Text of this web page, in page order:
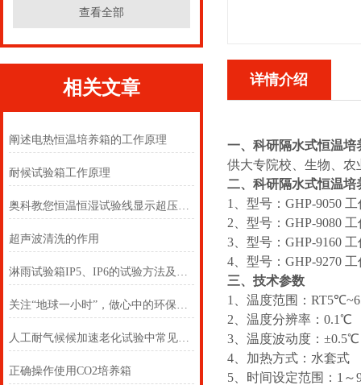
查看全部
相关文章
阐述电热恒温培养箱的工作原理
耐候试验箱工作原理
奥科教您恒温恒湿试验线显示超压保护时应如何处理
超声波清洗的作用
淋雨试验箱IP5、IP6的试验方法及要求
关注“地球一小时”，做心中的环保家！
人工耐气候候加速老化试验中常见问题
正确操作使用CO2培养箱
详情介绍
一、 科研隔水式恒温培
供大专院校、生物、
二、 科研隔水式恒温培
1、型号：GHP-9050
2、型号：GHP-9080
3、型号：GHP-9160
4、型号：GHP-9270
三、技术参数
1、温度范围：
2、温度分辨率：0.1℃
3、温度波动度：
4、加热方式：水套式
5、时间设定范围：1～